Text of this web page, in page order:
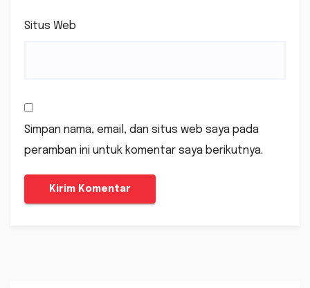
Situs Web
Simpan nama, email, dan situs web saya pada
peramban ini untuk komentar saya berikutnya.